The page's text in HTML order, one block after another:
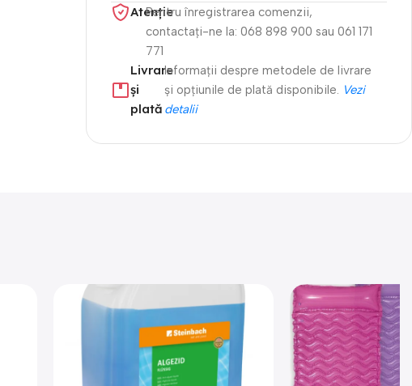
Atenție​
Pentru înregistrarea comenzii,
contactați-ne la: 068 898 900 sau 061 171
771
Livrare
și
plată
Informații despre metodele de livrare
și opțiunile de plată disponibile.
Vezi
detalii